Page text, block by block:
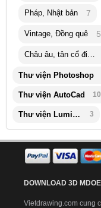
Pháp, Nhật bản 7
Vintage, Đồng quê 5
Châu âu, tân cổ điển
Thư viện Photoshop
Thư viện AutoCad 10
Thư viện Lumion 3
DOWNLOAD 3D
Vietdrawing.com cung